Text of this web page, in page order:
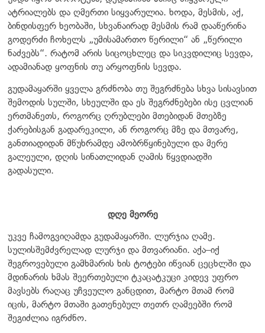
ატრიალებს და ღმერთი სიყვარულია. ხოდა, მესმის, აქ,
ბინდისფერ ხეობაში, სხვანაირად მესმის რამ დააწერინა
გოდერძი ჩოხელს „უმისამართო წერილი“ ან „წერილი
ნაძვებს“. რატომ არის სიცოცხლეც და სიკვდილიც სევდა,
ადამიანად ყოფნის თუ არყოფნის სევდა.
გუდამაყარში ყველა გრძნობა თუ შეგრძნება სხვა სისავსით
შემოდის სულში, სხეულში და ეს შეგრძნებები ისე ცვლიან
ერთმანეთს, როგორც ღრუბლები მთებიდან მთებზე
ქარებისგან გადარეკილი, ან როგორც მზე და მთვარე,
განთიადიდან მწუხრამდე ამობრწყინებული და მერე
გალეული, დღის სინათლიდან ღამის წყვდიადში
გადასული.
დღე მეორე
უკვე ჩამოგვიღამდა გუდამაყარში. ლურჯია ღამე.
სულისშემძვრელად ლურჯი და მთვარიანი. აქა–იქ
შეგროვებული გამხმარის ხის ტოტები იწვიან ცეცხლში და
მდინარის ხმას შეერთებული ტკაცატკუცი კიდევ უფრო
მავსებს რაღაც უჩვეულო განცდით, მარტო მთამ რომ
იცის, მარტო მთაში გათენებულ თეთრ ღამეებში რომ
შეგიძლია იგრძნო.